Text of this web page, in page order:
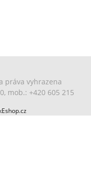
práva vyhrazena
mob.: +420 605 215